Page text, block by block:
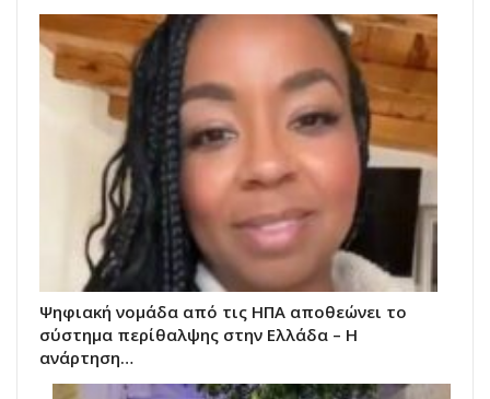
Ψηφιακή νομάδα από τις ΗΠΑ αποθεώνει το
σύστημα περίθαλψης στην Ελλάδα – Η
ανάρτηση…